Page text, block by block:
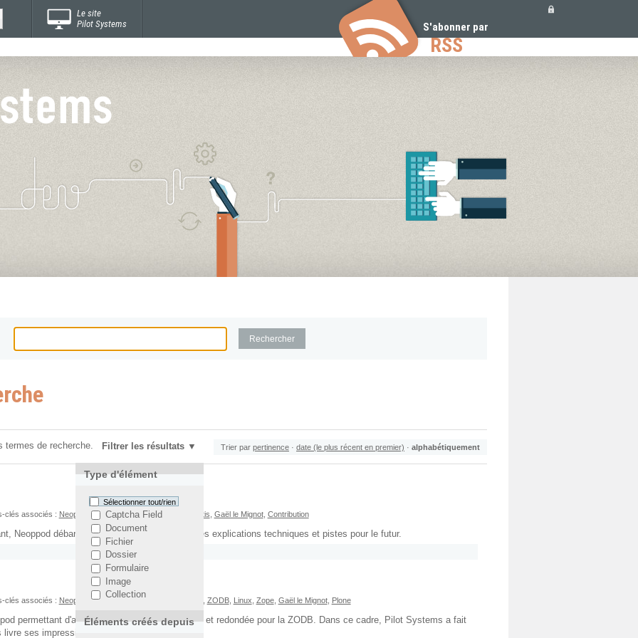
Le site
Pilot Systems
S'abonner par
RSS
termes de recherche. Filtrer les résultats
Type d'élément
Sélectionner tout/rien
Captcha Field
Document
Fichier
Dossier
Formulaire
Image
Collection
Éléments créés depuis
Trier par pertinence · date (le plus récent en premier) · alphabétiquement
clés associés : Neoppod ,Cloud Computing,Plone Objectis Gaël le Mignot, Contribution
Neoppod débarque sur Objectis. Voici quelques explications techniques et pistes pour le futur.
clés associés : Neoppod ,Cloud Computing ZODB, Linux Zope, Gaël le Mignot, Plone
permettant d'avoir une architecture distribuée et redondée pour la ZODB. Dans ce cadre, Pilot Systems a fait
ses impressions.